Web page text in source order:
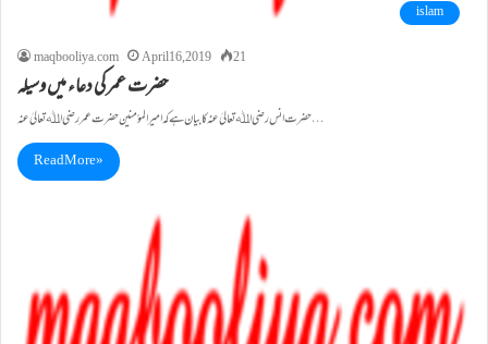
islam
maqbooliya.com
April 16, 2019 21
حضرت عمر کی دعاء میں وسیلہ
حضرت انس رضی اﷲ تعالیٰ عنہ کا بیان ہے کہ امیر المؤمنین حضرت عمر رضی اﷲ تعالیٰ عنہ…
Read More »